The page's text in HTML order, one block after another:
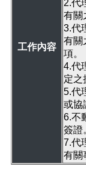
工作內容
2.代
有關
3.代
有關
項。
4.代
定之
5.代
或協
6.不
簽證
7.代
有關